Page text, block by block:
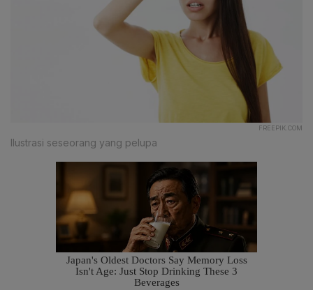
FREEPIK.COM
Ilustrasi seseorang yang pelupa